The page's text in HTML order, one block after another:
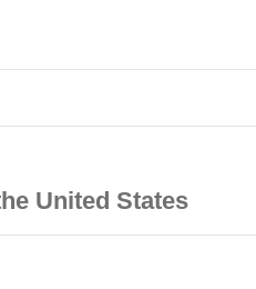
United States